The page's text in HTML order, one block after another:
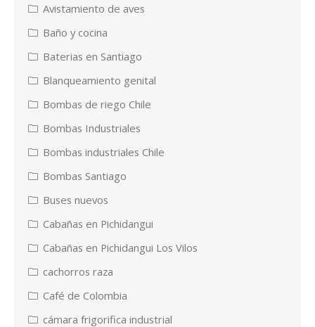
Avistamiento de aves
Baño y cocina
Baterias en Santiago
Blanqueamiento genital
Bombas de riego Chile
Bombas Industriales
Bombas industriales Chile
Bombas Santiago
Buses nuevos
Cabañas en Pichidangui
Cabañas en Pichidangui Los Vilos
cachorros raza
Café de Colombia
cámara frigorifica industrial